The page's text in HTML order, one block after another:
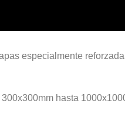
especialmente
hasta